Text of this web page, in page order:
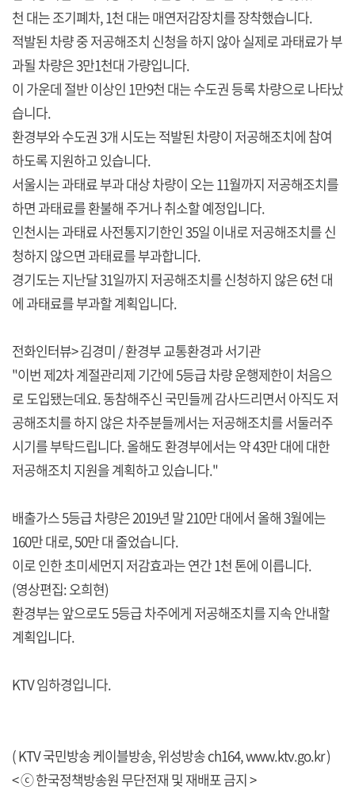
천 대는 조기폐차, 1천 대는 매연저감장치를 장착했습니다.
적발된 차량 중 저공해조치 신청을 하지 않아 실제로 과태료가 부
과될 차량은 3만1천대 가량입니다.
이 가운데 절반 이상인 1만9천 대는 수도권 등록 차량으로 나타났
습니다.
환경부와 수도권 3개 시도는 적발된 차량이 저공해조치에 참여
하도록 지원하고 있습니다.
서울시는 과태료 부과 대상 차량이 오는 11월까지 저공해조치를
하면 과태료를 환불해 주거나 취소할 예정입니다.
인천시는 과태료 사전통지기한인 35일 이내로 저공해조치를 신
청하지 않으면 과태료를 부과합니다.
경기도는 지난달 31일까지 저공해조치를 신청하지 않은 6천 대
에 과태료를 부과할 계획입니다.
전화인터뷰> 김경미 / 환경부 교통환경과 서기관
"이번 제2차 계절관리제 기간에 5등급 차량 운행제한이 처음으
로 도입됐는데요. 동참해주신 국민들께 감사드리면서 아직도 저
공해조치를 하지 않은 차주분들께서는 저공해조치를 서둘러주
시기를 부탁드립니다. 올해도 환경부에서는 약 43만 대에 대한
저공해조치 지원을 계획하고 있습니다."
배출가스 5등급 차량은 2019년 말 210만 대에서 올해 3월에는
160만 대로, 50만 대 줄었습니다.
이로 인한 초미세먼지 저감효과는 연간 1천 톤에 이릅니다.
(영상편집: 오희현)
환경부는 앞으로도 5등급 차주에게 저공해조치를 지속 안내할
계획입니다.
KTV 임하경입니다.
( KTV 국민방송 케이블방송, 위성방송 ch164,www.ktv.go.kr)
< ⓒ 한국정책방송원 무단전재 및 재배포 금지 >